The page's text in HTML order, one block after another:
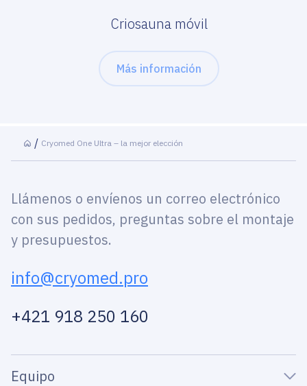
Сriosauna móvil
Más información
Cryomed One Ultra – la mejor elección
Llámenos o envíenos un correo electrónico
con sus pedidos, preguntas sobre el montaje
y presupuestos.
info@cryomed.pro
+421 918 250 160
Equipo